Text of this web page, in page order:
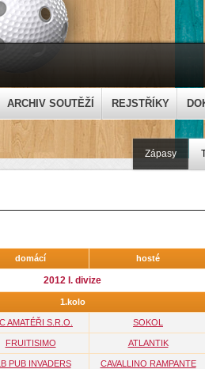
ARCHIV SOUTĚŽÍ REJSTŘÍKY
Zápasy
domácí hosté
2012 I. divize
1.kolo
AMATÉŘI S.R.O. SOKOL
FRUITISIMO ATLANTIK
PUB INVADERS CAVALLINO RAMPANTE